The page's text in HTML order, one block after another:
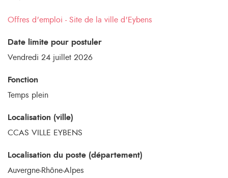
Offres d'emploi - Site de la ville d'Eybens
Date limite pour postuler
Vendredi 24 juillet 2026
Fonction
Temps plein
Localisation (ville)
CCAS VILLE EYBENS
Localisation du poste (département)
Auvergne-Rhône-Alpes